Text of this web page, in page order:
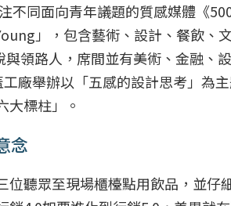
不同面向青年議題的質感媒體《
」，包含藝術、設計、餐飲、
領路人，席間並有美術、金融、
廠舉辦以「五感的設計思考」為
大標柱」。
念
位聽眾至現場櫃檯點用飲品，並